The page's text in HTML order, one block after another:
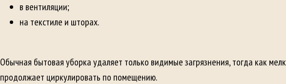
в вентиляции;
на текстиле и шторах.
Обычная бытовая уборка удаляет только видимые загрязнения, тогда как
продолжает циркулировать по помещению.